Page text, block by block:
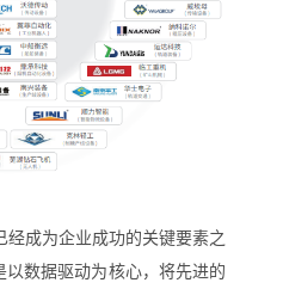
成为企业成功的关键要素之
数据驱动为核心，将先进的